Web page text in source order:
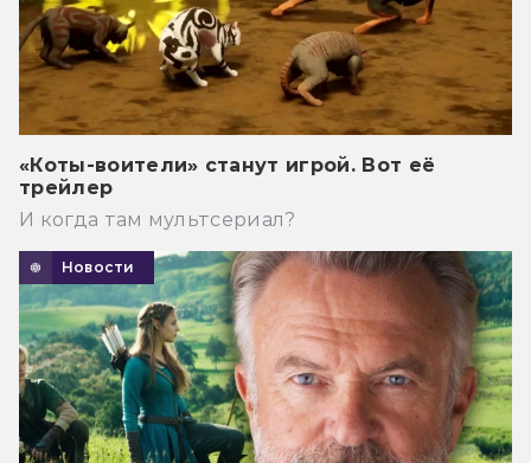
«Коты-воители» станут игрой. Вот её
трейлер
И когда там мультсериал?
Новости